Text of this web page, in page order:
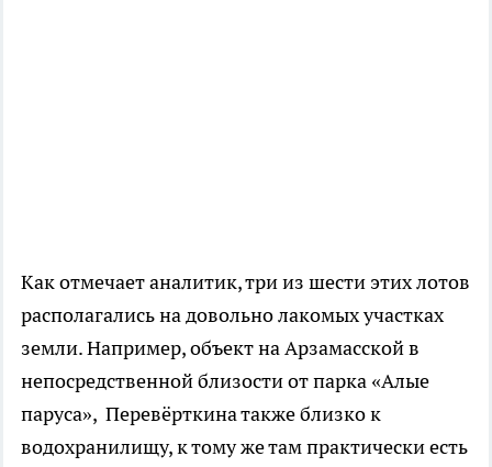
Как отмечает аналитик, три из шести этих лотов
располагались на довольно лакомых участках
земли. Например, объект на Арзамасской в
непосредственной близости от парка «Алые
паруса», Перевёрткина также близко к
водохранилищу, к тому же там практически есть